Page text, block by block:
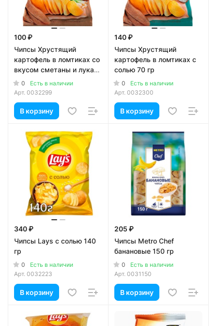
100 ₽
Чипсы Хрустящий
картофель в ломтиках со
вкусом сметаны и лука
70 гр
0
Есть в наличии
Арт. 0032299
В корзину
140 ₽
Чипсы Хрустящий
картофель в ломтиках с
солью 70 гр
0
Есть в наличии
Арт. 0032300
В корзину
340 ₽
Чипсы Lays с солью 140
гр
0
Есть в наличии
Арт. 0032223
В корзину
205 ₽
Чипсы Metro Chef
банановые 150 гр
0
Есть в наличии
Арт. 0031150
В корзину